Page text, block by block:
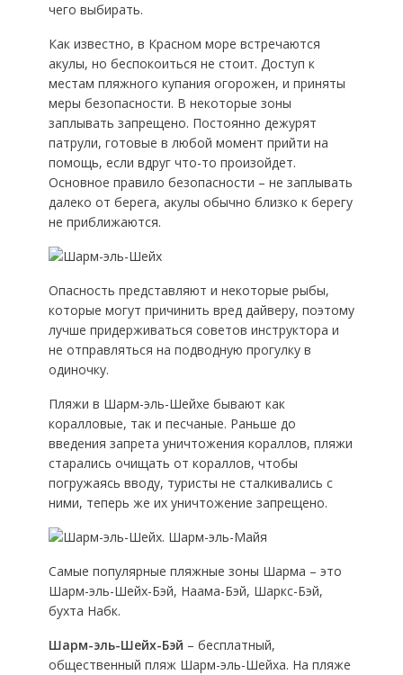
чего выбирать.
Как известно, в Красном море встречаются
акулы, но беспокоиться не стоит. Доступ к
местам пляжного купания огорожен, и приняты
меры безопасности. В некоторые зоны
заплывать запрещено. Постоянно дежурят
патрули, готовые в любой момент прийти на
помощь, если вдруг что-то произойдет.
Основное правило безопасности – не заплывать
далеко от берега, акулы обычно близко к берегу
не приближаются.
Опасность представляют и некоторые рыбы,
которые могут причинить вред дайверу, поэтому
лучше придерживаться советов инструктора и
не отправляться на подводную прогулку в
одиночку.
Пляжи в Шарм-эль-Шейхе бывают как
коралловые, так и песчаные. Раньше до
введения запрета уничтожения кораллов, пляжи
старались очищать от кораллов, чтобы
погружаясь вводу, туристы не сталкивались с
ними, теперь же их уничтожение запрещено.
Самые популярные пляжные зоны Шарма – это
Шарм-эль-Шейх-Бэй, Наама-Бэй, Шаркс-Бэй,
бухта Набк.
Шарм-эль-Шейх-Бэй – бесплатный,
общественный пляж Шарм-эль-Шейха. На пляже